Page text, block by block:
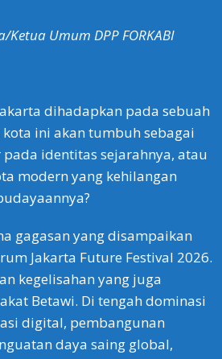
Ketua Umum DPP FORKABI
dihadapkan pada sebuah
ini akan tumbuh sebagai
identitas sejarahnya, atau
modern yang kehilangan
gagasan yang disampaikan
Jakarta Future Festival 2026.
kegelisahan yang juga
Betawi. Di tengah dominasi
digital, pembangunan
daya saing global,